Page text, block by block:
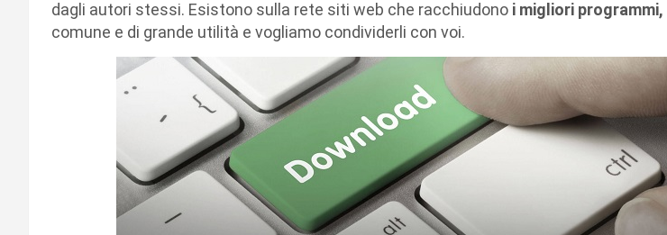
dagli autori stessi. Esistono sulla rete siti web che racchiudono i migliori programmi,
comune e di grande utilità e vogliamo condividerli con voi.